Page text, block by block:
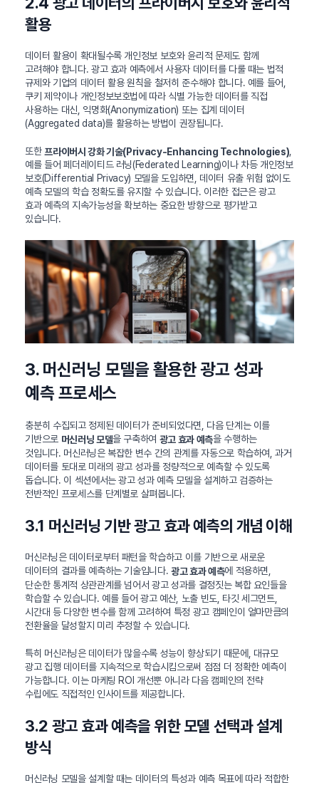
활용
데이터 활용이 확대될수록 개인정보 보호와 윤리적 문제도 함께
고려해야 합니다. 광고 효과 예측에서 사용자 데이터를 다룰 때는 법적
규제와 기업의 데이터 활용 원칙을 철저히 준수해야 합니다. 예를 들어,
쿠키 제약이나 개인정보보호법에 따라 식별 가능한 데이터를 직접
사용하는 대신, 익명화(Anonymization) 또는 집계 데이터
(Aggregated data)를 활용하는 방법이 권장됩니다.
또한 프라이버시 강화 기술(Privacy-Enhancing Technologies)
예를 들어 페더레이티드 러닝(Federated Learning)이나 차등 개인정보
보호(Differential Privacy) 모델을 도입하면, 데이터 유출 위험 없이도
예측 모델의 학습 정확도를 유지할 수 있습니다. 이러한 접근은 광고
효과 예측의 지속가능성을 확보하는 중요한 방향으로 평가받고
있습니다.
3. 머신러닝 모델을 활용한 광고 성과
예측 프로세스
충분히 수집되고 정제된 데이터가 준비되었다면, 다음 단계는 이를
기반으로 머신러닝 모델을 구축하여 광고 효과 예측을 수행하는
것입니다. 머신러닝은 복잡한 변수 간의 관계를 자동으로 학습하여, 과거
데이터를 토대로 미래의 광고 성과를 정량적으로 예측할 수 있도록
돕습니다. 이 섹션에서는 광고 성과 예측 모델을 설계하고 검증하는
전반적인 프로세스를 단계별로 살펴봅니다.
3.1 머신러닝 기반 광고 효과 예측의 개념 이해
머신러닝은 데이터로부터 패턴을 학습하고 이를 기반으로 새로운
데이터의 결과를 예측하는 기술입니다.광고 효과 예측에 적용하면,
단순한 통계적 상관관계를 넘어서 광고 성과를 결정짓는 복합 요인들을
학습할 수 있습니다. 예를 들어 광고 예산, 노출 빈도, 타깃 세그먼트,
시간대 등 다양한 변수를 함께 고려하여 특정 광고 캠페인이 얼마만큼의
전환율을 달성할지 미리 추정할 수 있습니다.
특히 머신러닝은 데이터가 많을수록 성능이 향상되기 때문에, 대규모
광고 집행 데이터를 지속적으로 학습시킴으로써 점점 더 정확한 예측이
가능합니다. 이는 마케팅 ROI 개선뿐 아니라 다음 캠페인의 전략
수립에도 직접적인 인사이트를 제공합니다.
3.2 광고 효과 예측을 위한 모델 선택과 설계
방식
머신러닝 모델을 설계할 때는 데이터의 특성과 예측 목표에 따라 적합한